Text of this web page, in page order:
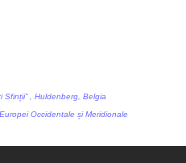
, Huldenberg, Belgia
Occidentale și Meridionale